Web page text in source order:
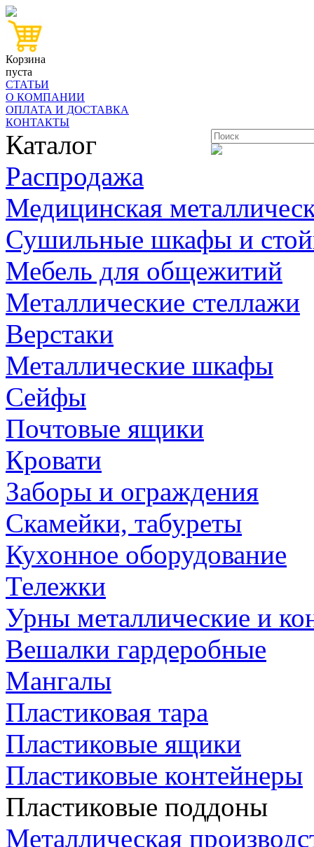
Корзина
пуста
СТАТЬИ
О КОМПАНИИ
ОПЛАТА И ДОСТАВКА
КОНТАКТЫ
Каталог
Распродажа
Медицинская
Сушильные шкафы и
Мебель для общежитий
Металлические стеллажи
Верстаки
Металлические шкафы
Сейфы
Почтовые ящики
Кровати
Заборы и ограждения
Скамейки, табуреты
Кухонное оборудование
Тележки
Урны металлические и
Вешалки гардеробные
Мангалы
Пластиковая тара
Пластиковые ящики
Пластиковые контейнеры
Пластиковые поддоны
Металлическая